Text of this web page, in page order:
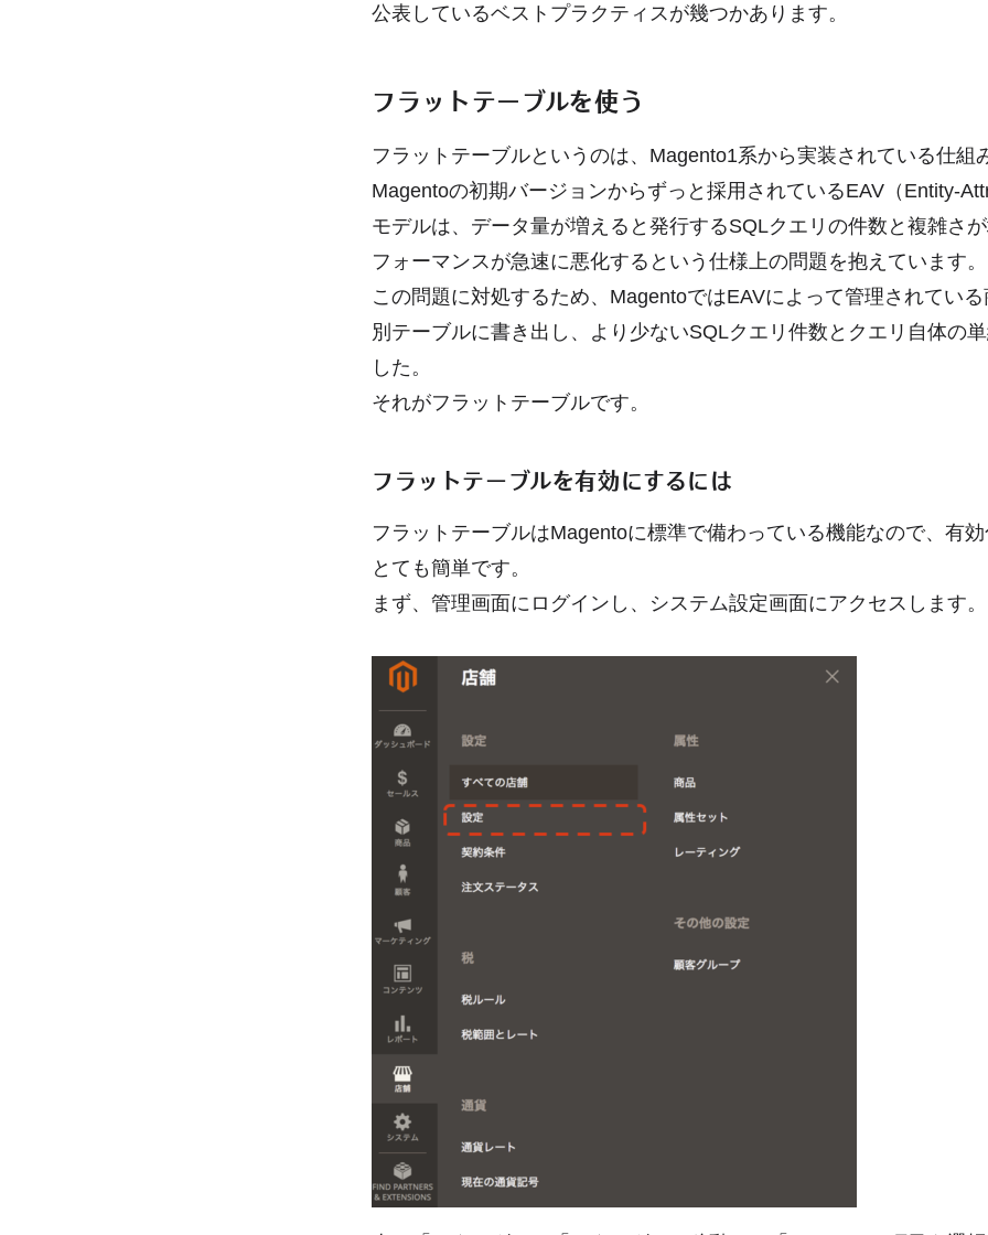
公表しているベストプラクティスが幾つかあります。
フラットテーブルを使う
フラットテーブルというのは、Magento1系から実装されている仕組
Magentoの初期バージョンからずっと採用されているEAV（Entity-
モデルは、データ量が増えると発行するSQLクエリの件数と複雑さ
フォーマンスが急速に悪化するという仕様上の問題を抱えています。
この問題に対処するため、MagentoではEAVによって管理されてい
別テーブルに書き出し、より少ないSQLクエリ件数とクエリ自体の
した。
それがフラットテーブルです。
フラットテーブルを有効にするには
フラットテーブルはMagentoに標準で備わっている機能なので、有
とても簡単です。
まず、管理画面にログインし、システム設定画面にアクセスします。